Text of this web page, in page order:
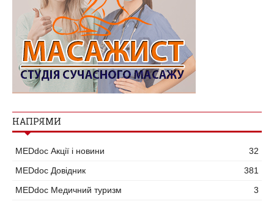
НАПРЯМИ
MEDdoc Акції і новини
32
MEDdoc Довідник
381
MEDdoc Медичний туризм
3